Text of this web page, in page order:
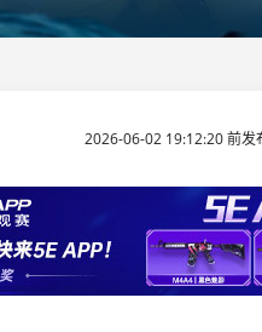
2026-06-02 19:12:20 前